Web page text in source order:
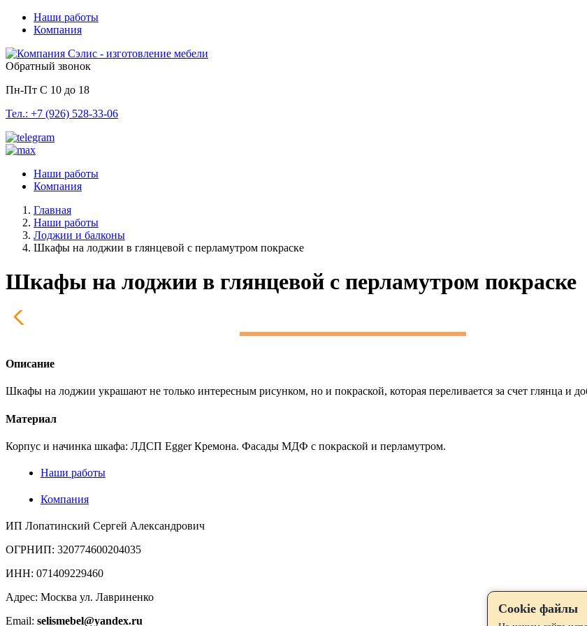
Наши работы
Компания
Обратный звонок
Пн-Пт С 10 до 18
Тел.: +7 (926) 528-33-06
Наши работы
Компания
Главная
Наши работы
Лоджии и балконы
Шкафы на лоджии в глянцевой с перламутром покраске
Шкафы на лоджии в глянцевой с перламутром покраске
Описание
Шкафы на лоджии украшают не только интересным рисунком, но и покраской, которая переливается за счет глянца и
Материал
Корпус и начинка шкафа: ЛДСП Egger Кремона. Фасады МДФ с покраской и перламутром.
Наши работы
Компания
ИП Лопатинский Сергей Александрович
ОГРНИП: 320774600204035
ИНН: 071409229460
Адрес: Москва ул. Лавриненко
Email: selismebel@yandex.ru
Cookie файлы